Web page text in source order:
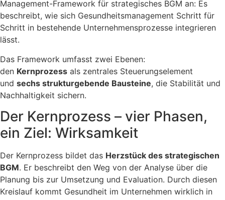
Management-Framework für strategisches BGM an: Es
beschreibt, wie sich Gesundheitsmanagement Schritt für
Schritt in bestehende Unternehmensprozesse integrieren
lässt.
Das Framework umfasst zwei Ebenen:
den Kernprozess als zentrales Steuerungselement
und sechs strukturgebende Bausteine, die Stabilität und
Nachhaltigkeit sichern.
Der Kernprozess – vier Phasen,
ein Ziel: Wirksamkeit
Der Kernprozess bildet das Herzstück des strategischen
BGM. Er beschreibt den Weg von der Analyse über die
Planung bis zur Umsetzung und Evaluation. Durch diesen
Kreislauf kommt Gesundheit im Unternehmen wirklich in